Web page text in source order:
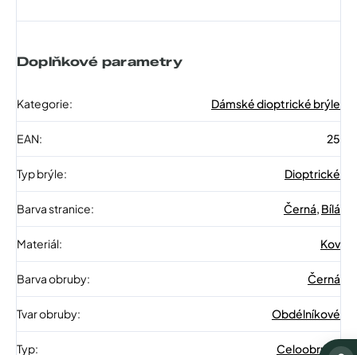
Doplňkové parametry
Kategorie: Dámské dioptrické brýle
EAN: 25
Typ brýle: Dioptrické
Barva stranice: Černá, Bílá
Materiál: Kov
Barva obruby: Černá
Tvar obruby: Obdélníkové
Typ: Celoobruba